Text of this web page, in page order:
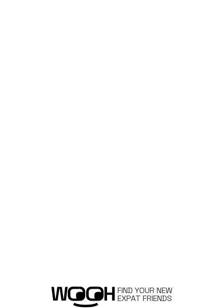
FIND YOUR NEW
EXPAT FRIENDS